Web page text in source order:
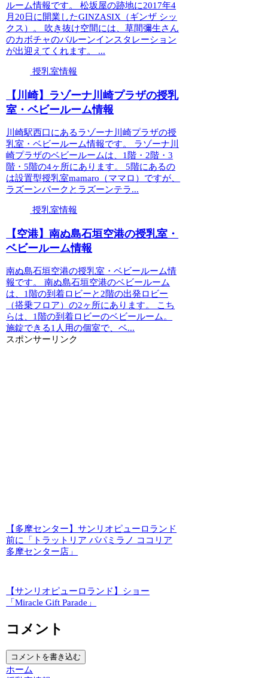
ルーム情報です。 松坂屋の跡地に2017年4
月20日に開業したGINZASIX（ギンザ シッ
クス）。 吹き抜け空間には、草間彌生さん
のカボチャのバルーンインスタレーション
が出迎えてくれます。 ...
授乳室情報
【川崎】ラゾーナ川崎プラザの授乳
室・ベビールーム情報
川崎駅西口にあるラゾーナ川崎プラザの授
乳室・ベビールーム情報です。 ラゾーナ川
崎プラザのベビールームは、1階・2階・3
階・5階の4ヶ所にあります。 5階にあるの
は設置型授乳室mamaro（ママロ）ですが、
ラズーンパークとラズーンテラ...
授乳室情報
【空港】南ぬ島石垣空港の授乳室・
ベビールーム情報
南ぬ島石垣空港の授乳室・ベビールーム情
報です。 南ぬ島石垣空港のベビールーム
は、1階の到着ロビーと2階の出発ロビー
（搭乗フロア）の2ヶ所にあります。 こち
らは、1階の到着ロビーのベビールーム。
施錠できる1人用の個室で、ベ...
スポンサーリンク
【多摩センター】サンリオピューロランド
前に「トラットリア パパミラノ ココリア
多摩センター店」
【サンリオピューロランド】ショー
「Miracle Gift Parade」
コメント
コメントを書き込む
ホーム